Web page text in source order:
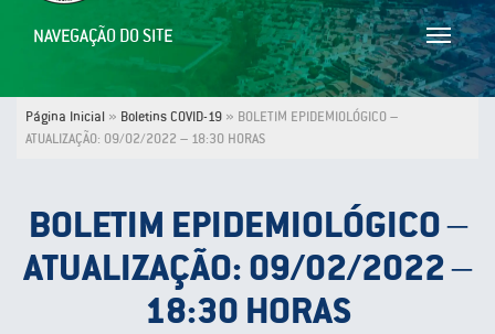
Toggle
NAVEGAÇÃO DO SITE
Página Inicial » Boletins COVID-19 » BOLETIM EPIDEMIOLÓGICO –
ATUALIZAÇÃO: 09/02/2022 – 18:30 HORAS
BOLETIM EPIDEMIOLÓGICO –
ATUALIZAÇÃO: 09/02/2022 –
18:30 HORAS